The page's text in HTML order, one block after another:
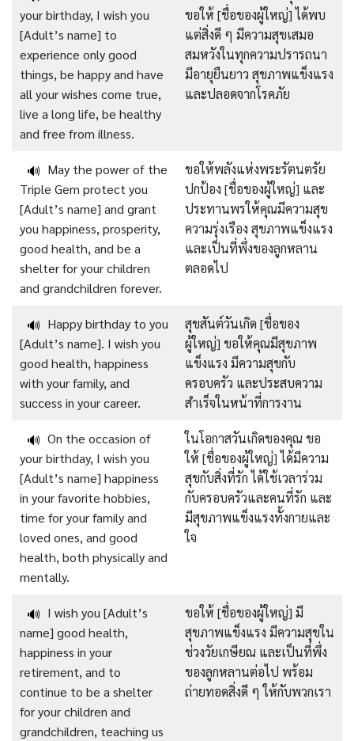
your birthday, I wish you
[Adult’s name] to
experience only good
things, be happy and have
all your wishes come true,
live a long life, be healthy
and free from illness.
ขอให้ [ชื่อของผู้ใหญ่] ได้พบ
แต่สิ่งดี ๆ มีความสุขเสมอ
สมหวังในทุกความปรารถนา
มีอายุยืนยาว สุขภาพแข็งแรง
และปลอดจากโรคภัย
🔊 May the power of the
Triple Gem protect you
[Adult’s name] and grant
you happiness, prosperity,
good health, and be a
shelter for your children
and grandchildren forever.
ขอให้พลังแห่งพระรัตนตรัย
ปกป้อง [ชื่อของผู้ใหญ่] และ
ประทานพรให้คุณมีความสุข
ความรุ่งเรือง สุขภาพแข็งแรง
และเป็นที่พึ่งของลูกหลาน
ตลอดไป
🔊 Happy birthday to you
[Adult’s name]. I wish you
good health, happiness
with your family, and
success in your career.
สุขสันต์วันเกิด [ชื่อของ
ผู้ใหญ่] ขอให้คุณมีสุขภาพ
แข็งแรง มีความสุขกับ
ครอบครัว และประสบความ
สำเร็จในหน้าที่การงาน
🔊 On the occasion of
your birthday, I wish you
[Adult’s name] happiness
in your favorite hobbies,
time for your family and
loved ones, and good
health, both physically and
mentally.
ในโอกาสวันเกิดของคุณ ขอ
ให้ [ชื่อของผู้ใหญ่] ได้มีความ
สุขกับสิ่งที่รัก ได้ใช้เวลาร่วม
กับครอบครัวและคนที่รัก และ
มีสุขภาพแข็งแรงทั้งกายและ
ใจ
🔊 I wish you [Adult’s
name] good health,
happiness in your
retirement, and to
continue to be a shelter
for your children and
grandchildren, teaching us
ขอให้ [ชื่อของผู้ใหญ่] มี
สุขภาพแข็งแรง มีความสุขใน
ช่วงวัยเกษียณ และเป็นที่พึ่ง
ของลูกหลานต่อไป พร้อม
ถ่ายทอดสิ่งดี ๆ ให้กับพวกเรา